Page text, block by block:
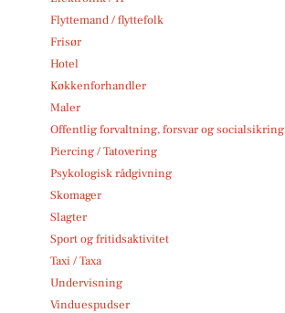
Flyttemand / flyttefolk
Frisør
Hotel
Køkkenforhandler
Maler
Offentlig forvaltning, forsvar og socialsikring
Piercing / Tatovering
Psykologisk rådgivning
Skomager
Slagter
Sport og fritidsaktivitet
Taxi / Taxa
Undervisning
Vinduespudser